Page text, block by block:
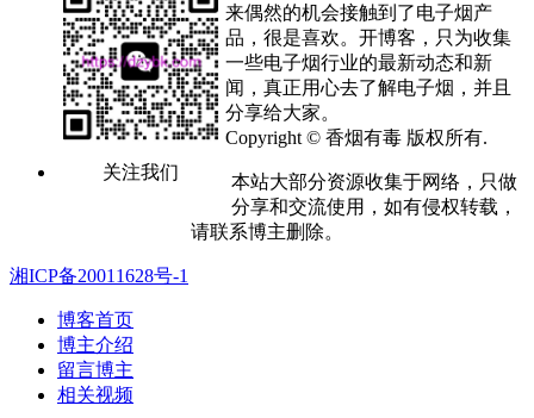
关注我们
来偶然的机会接触到了电子烟产
品，很是喜欢。开博客，只为收集
一些电子烟行业的最新动态和新
闻，真正用心去了解电子烟，并且
分享给大家。
Copyright © 香烟有毒 版权所有.
本站大部分资源收集于网络，只做
分享和交流使用，如有侵权转载，
请联系博主删除。
湘ICP备20011628号-1
博客首页
博主介绍
留言博主
相关视频